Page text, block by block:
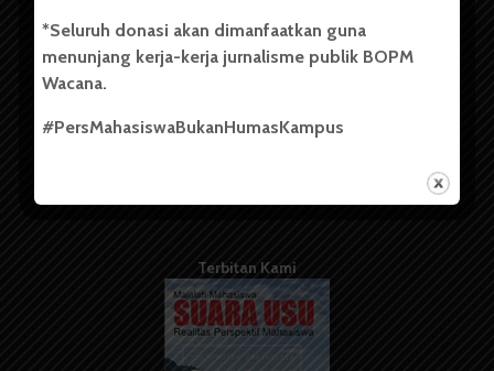
Info Iklan
Pedoman Media Siber
Kode Etik Jurnalistik
Terbitan Kami
*Seluruh donasi akan dimanfaatkan guna
menunjang kerja-kerja jurnalisme publik BOPM
Wacana.
#PersMahasiswaBukanHumasKampus